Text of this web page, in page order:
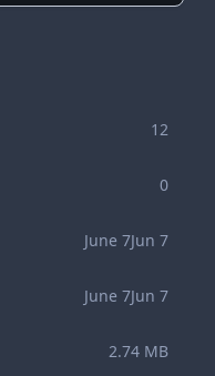
12
0
June 7Jun 7
June 7Jun 7
2.74 MB